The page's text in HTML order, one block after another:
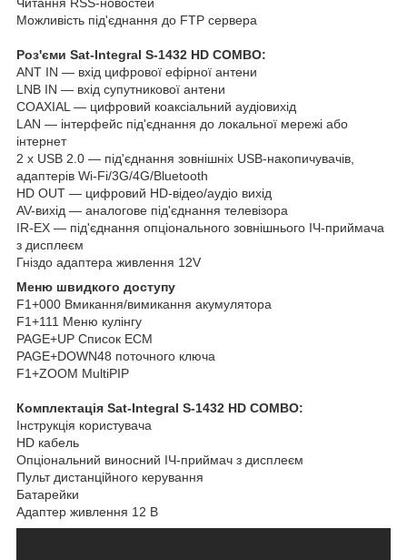
Можливість під'єднання до FTP сервера
Роз'єми Sat-Integral S-1432 HD COMBO:
ANT IN — вхід цифрової ефірної антени
LNB IN — вхід супутникової антени
COAXIAL — цифровий коаксіальний аудіовихід
LAN — інтерфейс під'єднання до локальної мережі або
інтернет
2 x USB 2.0 — під'єднання зовнішніх USB-накопичувачів,
адаптерів Wi-Fi/3G/4G/Bluetooth
HD OUT — цифровий HD-відео/аудіо вихід
AV-вихід — аналогове під'єднання телевізора
IR-EX — під'єднання опціонального зовнішнього ІЧ-приймача
з дисплеєм
Гніздо адаптера живлення 12V
Меню швидкого доступу
F1+000 Вмикання/вимикання акумулятора
F1+111 Меню кулінгу
PAGE+UP Список ECM
PAGE+DOWN48 поточного ключа
F1+ZOOM MultiPIP
Комплектація Sat-Integral S-1432 HD COMBO:
Інструкція користувача
HD кабель
Опціональний виносний ІЧ-приймач з дисплеєм
Пульт дистанційного керування
Батарейки
Адаптер живлення 12 В